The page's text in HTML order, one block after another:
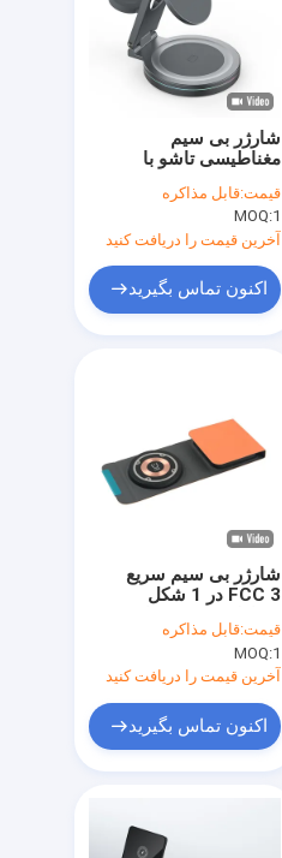
شارژر بی سیم
مغناطیسی تاشو با
خروجی 15 وات
قیمت:قابل مذاکره
MOQ:1
آخرین قیمت را دریافت کنید
اکنون تماس بگیرید
شارژر بی سیم سریع
FCC 3 در 1 شکل
شارژر بی سیم بصری
سیم پیچ
قیمت:قابل مذاکره
MOQ:1
آخرین قیمت را دریافت کنید
اکنون تماس بگیرید